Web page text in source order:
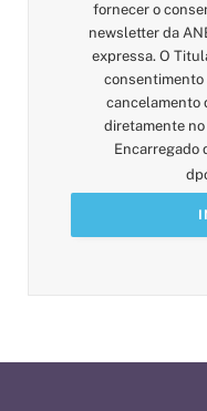
fornecer o
newsletter da
expressa. O
consentimento
cancelamento
diretamente
Encarregado